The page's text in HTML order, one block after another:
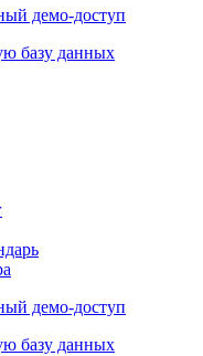
свопы
базу данных